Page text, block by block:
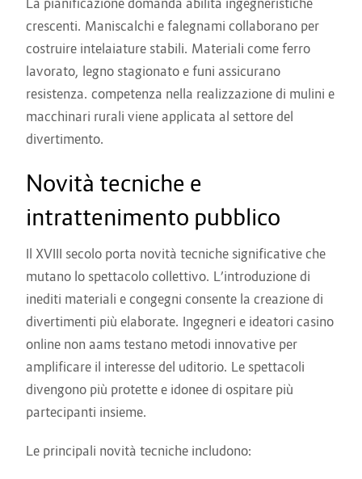
La pianificazione domanda abilità ingegneristiche
crescenti. Maniscalchi e falegnami collaborano per
costruire intelaiature stabili. Materiali come ferro
lavorato, legno stagionato e funi assicurano
resistenza. competenza nella realizzazione di mulini e
macchinari rurali viene applicata al settore del
divertimento.
Novità tecniche e
intrattenimento pubblico
Il XVIII secolo porta novità tecniche significative che
mutano lo spettacolo collettivo. L’introduzione di
inediti materiali e congegni consente la creazione di
divertimenti più elaborate. Ingegneri e ideatori casino
online non aams testano metodi innovative per
amplificare il interesse del uditorio. Le spettacoli
divengono più protette e idonee di ospitare più
partecipanti insieme.
Le principali novità tecniche includono: